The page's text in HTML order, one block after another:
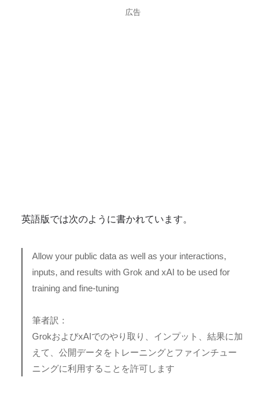
広告
英語版では次のように書かれています。
Allow your public data as well as your interactions,
inputs, and results with Grok and xAI to be used for
training and fine-tuning
筆者訳：
GrokおよびxAIでのやり取り、インプット、結果に加
えて、公開データをトレーニングとファインチュー
ニングに利用することを許可します